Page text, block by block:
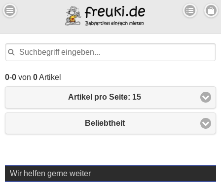
0-0 von 0Artikel
Artikel pro Seite: 15
Beliebtheit
Wir helfen gerne weiter